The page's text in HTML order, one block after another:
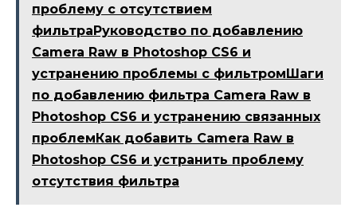
проблему с отсутствием
фильтраРуководство по добавлению
Camera Raw в Photoshop CS6 и
устранению проблемы с фильтромШаги
по добавлению фильтра Camera Raw в
Photoshop CS6 и устранению связанных
проблемКак добавить Camera Raw в
Photoshop CS6 и устранить проблему
отсутствия фильтра